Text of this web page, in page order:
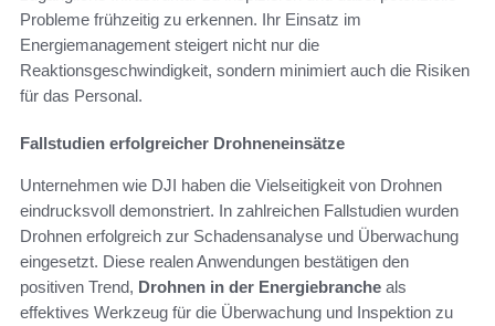
Probleme frühzeitig zu erkennen. Ihr Einsatz im
Energiemanagement steigert nicht nur die
Reaktionsgeschwindigkeit, sondern minimiert auch die Risiken
für das Personal.
Fallstudien erfolgreicher Drohneneinsätze
Unternehmen wie DJI haben die Vielseitigkeit von Drohnen
eindrucksvoll demonstriert. In zahlreichen Fallstudien wurden
Drohnen erfolgreich zur Schadensanalyse und Überwachung
eingesetzt. Diese realen Anwendungen bestätigen den
positiven Trend, Drohnen in der Energiebranche als
effektives Werkzeug für die Überwachung und Inspektion zu